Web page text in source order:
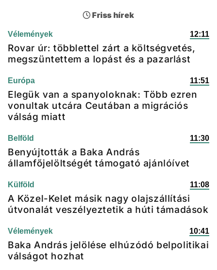
Friss hírek
Vélemények 12:11
Rovar úr: többlettel zárt a költségvetés,
megszüntettem a lopást és a pazarlást
Európa 11:51
Elegük van a spanyoloknak: Több ezren
vonultak utcára Ceutában a migrációs
válság miatt
Belföld 11:30
Benyújtották a Baka András
államfőjelöltségét támogató ajánlóívet
Külföld 11:08
A Közel-Kelet másik nagy olajszállítási
útvonalát veszélyeztetik a húti támadások
Vélemények 10:41
Baka András jelölése elhúzódó belpolitikai
válságot hozhat